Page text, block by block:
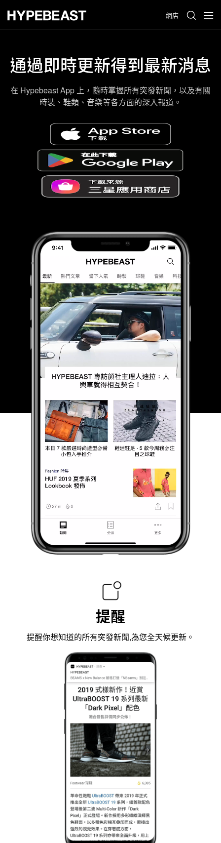
網店
通過即時更新得到最新消息
在 Hypebeast App 上，隨時掌握所有突發新聞，以及有關
時裝、鞋類、音樂等各方面的深入報道。
提醒
提醒你想知道的所有突發新聞,為您全天候更新。